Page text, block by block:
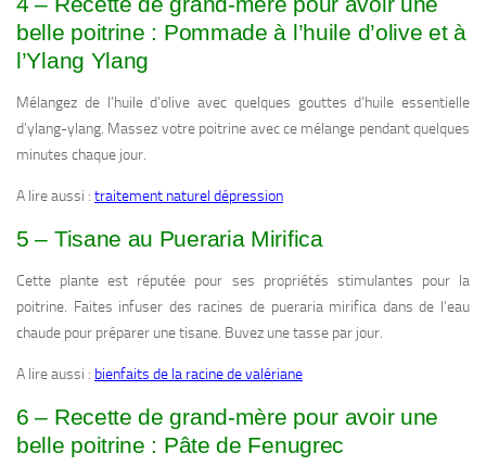
belle poitrine : Pommade à l’huile d’olive et à
l’Ylang Ylang
Mélangez de l’huile d’olive avec quelques gouttes d’huile essentielle
d’ylang-ylang. Massez votre poitrine avec ce mélange pendant quelques
minutes chaque jour.
A lire aussi : traitement naturel dépression
5 – Tisane au Pueraria Mirifica
Cette plante est réputée pour ses propriétés stimulantes pour la
poitrine. Faites infuser des racines de pueraria mirifica dans de l’eau
chaude pour préparer une tisane. Buvez une tasse par jour.
A lire aussi : bienfaits de la racine de valériane
6 – Recette de grand-mère pour avoir une
belle poitrine : Pâte de Fenugrec